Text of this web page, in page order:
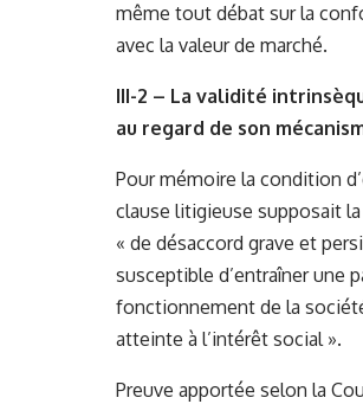
même tout débat sur la
avec la valeur de marché.
III-2 – La validité
au regard de son
Pour mémoire la condition
clause litigieuse supposait
« de désaccord grave et
susceptible d’entraîner une
fonctionnement de la
atteinte à l’intérêt social ».
Preuve apportée selon la